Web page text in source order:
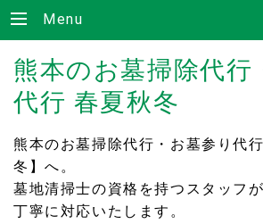
Menu
熊本のお墓掃除代行
代行 春夏秋冬
熊本のお墓掃除代行・お墓参り代
冬】へ。
墓地清掃士の資格を持つスタッフ
丁寧に対応いたします。